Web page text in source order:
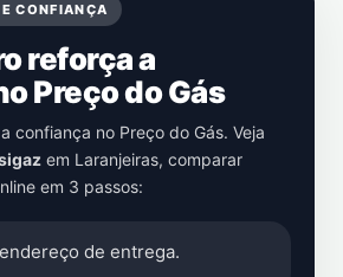
CONFIANÇA
reforça a
Preço do Gás
confiança no Preço do Gás. Veja
em Laranjeiras, comparar
em 3 passos:
de entrega.